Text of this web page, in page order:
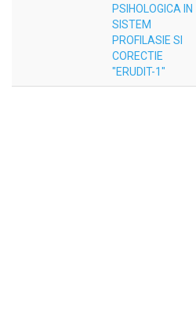
PSIHOLOGICA IN
SISTEM
PROFILASIE SI
CORECTIE
"ERUDIT-1"